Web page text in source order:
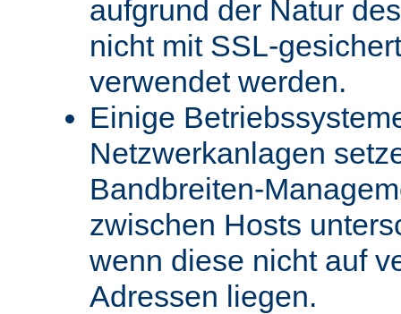
aufgrund der Natur
nicht mit SSL-
verwendet werden.
Einige
Netzwerkanlagen
Bandbreiten-
zwischen Hosts
wenn diese nicht auf
Adressen liegen.